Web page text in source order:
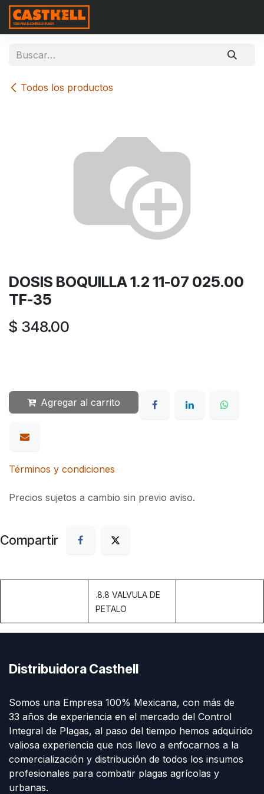
Ir al contenido
Todos los productos
DOSIS BOQUILLA 1.2 11-07 025.00
TF-35
$ 348.00
Agregar al carrito
Términos y condiciones
Precios sujetos a cambio sin previo aviso.
Compartir
.8.8 VALVULA DE
PETALO
Distribuidora Casthell
Somos una Empresa 100% Mexicana, con más de
33 años de experiencia en el mercado del Control
Integral de Plagas, al paso del tiempo hemos adquirido
valiosa experiencia que nos llevo a enfocarnos a la
comercialización y distribución de todos los insumos
profesionales para combatir plagas agrícolas y
urbanas.